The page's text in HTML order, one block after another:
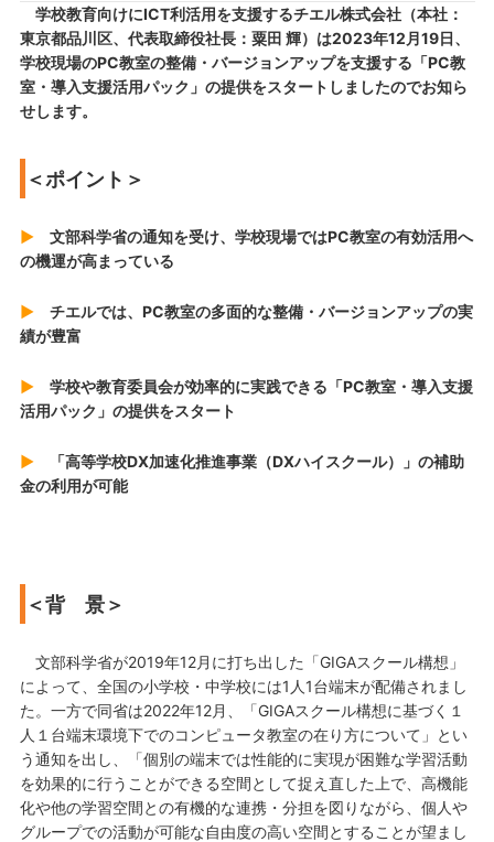
学校教育向けにICT利活用を支援するチエル株式会社（本社：
東京都品川区、代表取締役社長：粟田 輝）は2023年12月19日、
学校現場のPC教室の整備・バージョンアップを支援する「PC教
室・導入支援活用パック」の提供をスタートしましたのでお知ら
せします。
＜ポイント＞
▶文部科学省の通知を受け、学校現場ではPC教室の有効活用へ
の機運が高まっている
▶チエルでは、PC教室の多面的な整備・バージョンアップの実
績が豊富
▶学校や教育委員会が効率的に実践できる「PC教室・導入支援
活用パック」の提供をスタート
▶「高等学校DX加速化推進事業（DXハイスクール）」の補助
金の利用が可能
＜背 景＞
文部科学省が2019年12月に打ち出した「GIGAスクール構想」
によって、全国の小学校・中学校には1人1台端末が配備されまし
た。一方で同省は2022年12月、「GIGAスクール構想に基づく１
人１台端末環境下でのコンピュータ教室の在り方について 」とい
う通知を出し、「個別の端末では性能的に実現が困難な学習活動
を効果的に行うことができる空間として捉え直した上で、高機能
化や他の学習空間との有機的な連携・分担を図りながら、個人や
グループでの活動が可能な自由度の高い空間とすることが望まし